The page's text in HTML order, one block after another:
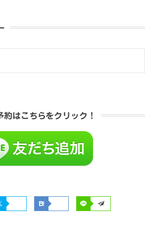
約はこちらをクリック！